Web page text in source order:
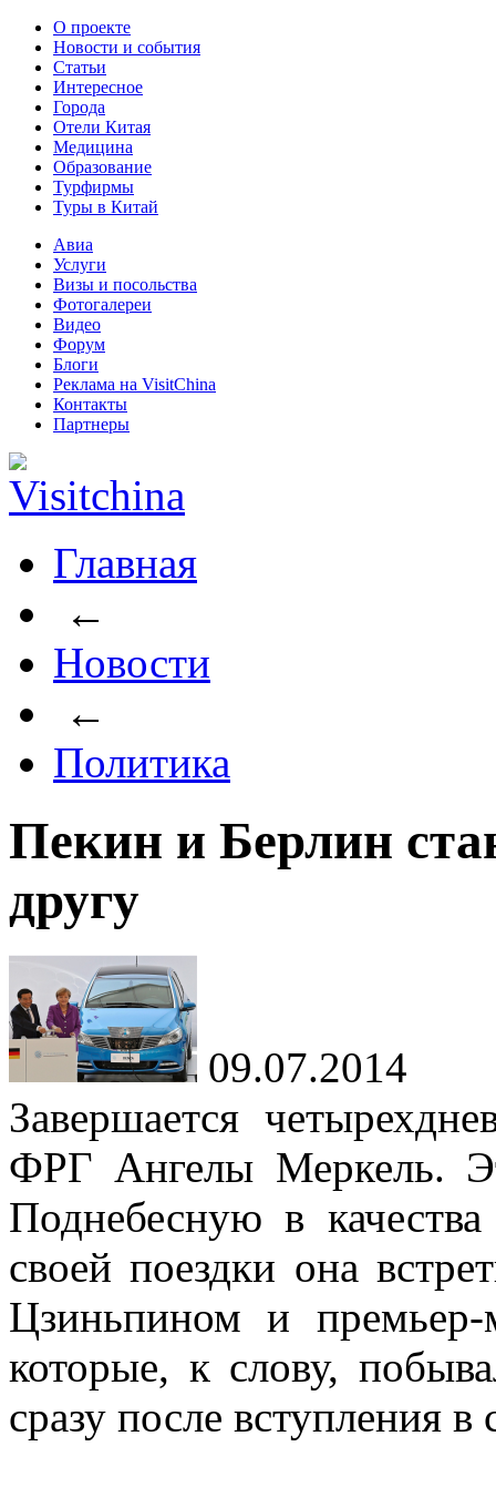
О проекте
Новости и события
Статьи
Интересное
Города
Отели Китая
Медицина
Образование
Турфирмы
Туры в Китай
Авиа
Услуги
Визы и посольства
Фотогалереи
Видео
Форум
Блоги
Реклама на VisitChina
Контакты
Партнеры
Главная
←
Новости
←
Политика
Пекин и Берлин
другу
09.07.2014
Завершается
ФРГ Ангелы Меркель.
Поднебесную в
своей поездки она
Цзиньпином и
которые, к слову,
сразу после вступления